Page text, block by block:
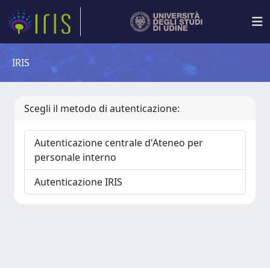
IRIS
Scegli il metodo di autenticazione:
Autenticazione centrale d'Ateneo per
personale interno
Autenticazione IRIS